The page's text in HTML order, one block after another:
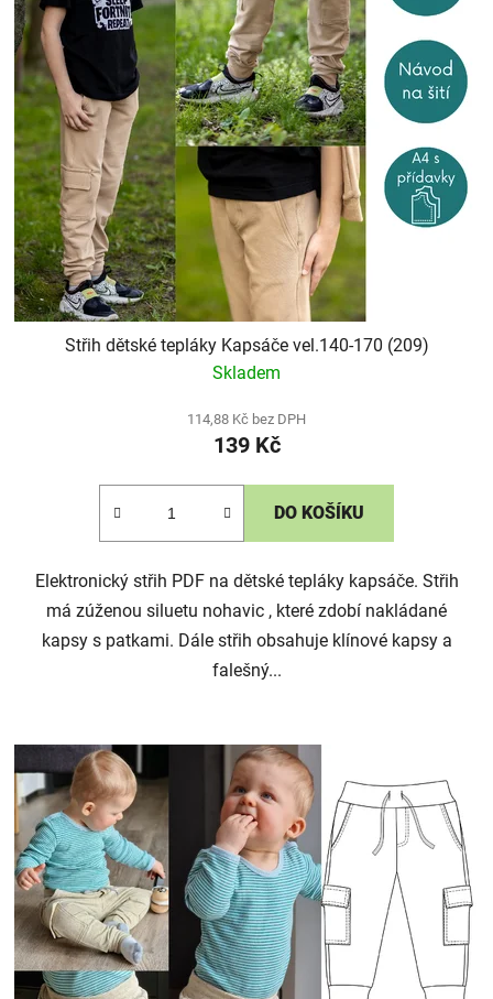
Střih dětské tepláky Kapsáče vel.140-170 (209)
Skladem
114,88 Kč bez DPH
139 Kč
DO KOŠÍKU
Elektronický střih PDF na dětské tepláky kapsáče. Střih
má zúženou siluetu nohavic , které zdobí nakládané
kapsy s patkami. Dále střih obsahuje klínové kapsy a
falešný...